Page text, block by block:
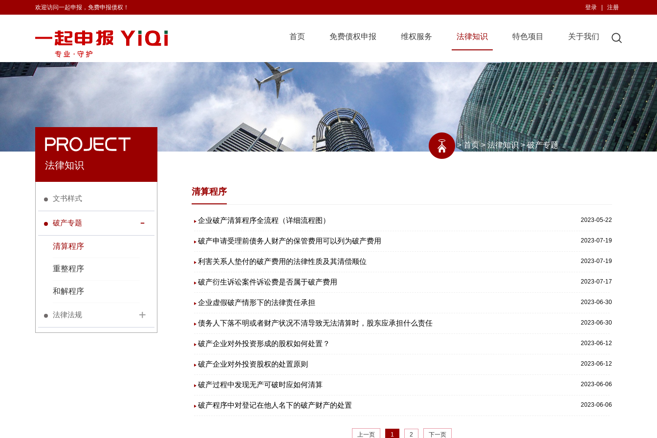
欢迎访问一起申报，免费申报债权！ 登录 注册
首页 免费债权申报 维权服务 法律知识 特色项目 关于我们
>首页>法律知识>破产专题
法律知识
文书样式
破产专题
清算程序
重整程序
和解程序
法律法规
清算程序
企业破产清算程序全流程（详细流程图） 2023-05-22
破产申请受理前债务人财产的保管费用可以列为破产费用 2023-07-19
利害关系人垫付的破产费用的法律性质及其清偿顺位 2023-07-19
破产衍生诉讼案件诉讼费是否属于破产费用 2023-07-17
企业虚假破产情形下的法律责任承担 2023-06-30
债务人下落不明或者财产状况不清导致无法清算时，股东应承担什么责任 2023-06-30
破产企业对外投资形成的股权如何处置？ 2023-06-12
破产企业对外投资股权的处置原则 2023-06-12
破产过程中发现无产可破时应如何清算 2023-06-06
破产程序中对登记在他人名下的破产财产的处置 2023-06-06
上一页 1 2 下一页